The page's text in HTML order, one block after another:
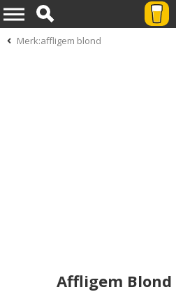
Merk:affligem blond
Affligem